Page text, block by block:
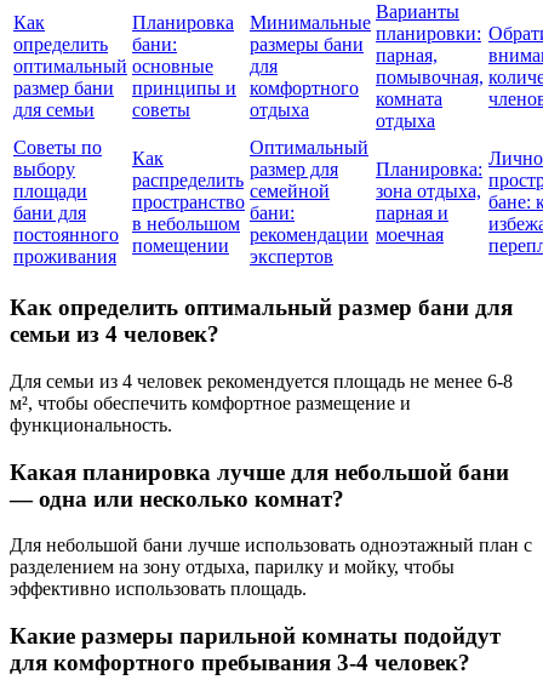
Как
определить
оптимальный
размер бани
для семьи
Планировка
бани:
основные
принципы и
советы
Минимальные
размеры бани
для
комфортного
отдыха
Варианты
планировки:
парная,
помывочная,
комната
отдыха
Советы по
выбору
площади
бани для
постоянного
проживания
Как
распределить
пространство
в небольшом
помещении
Оптимальный
размер для
семейной
бани:
рекомендации
экспертов
Планировка:
зона отдыха,
парная и
моечная
бане:
Как определить оптимальный размер бани для
семьи из 4 человек?
Для семьи из 4 человек рекомендуется площадь не менее 6-8
м², чтобы обеспечить комфортное размещение и
функциональность.
Какая планировка лучше для небольшой бани
— одна или несколько комнат?
Для небольшой бани лучше использовать одноэтажный план с
разделением на зону отдыха, парилку и мойку, чтобы
эффективно использовать площадь.
Какие размеры парильной комнаты подойдут
для комфортного пребывания 3-4 человек?